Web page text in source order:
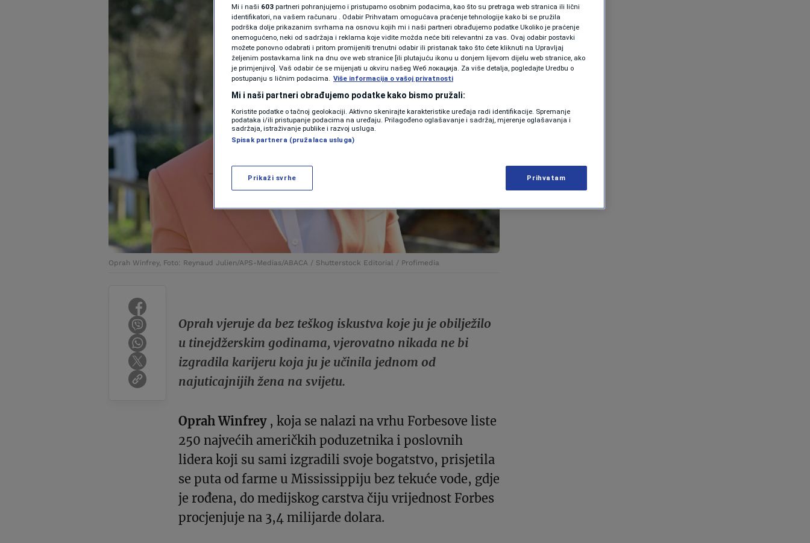
Oprah Winfrey, Foto: Reynaud Julien/APS-Medias/ABACA / Shutterstock Editorial / Profimedia
Oprah vjeruje da bez teškog iskustva koje ju je obilježilo
u tinejdžerskim godinama, vjerovatno nikada ne bi
izgradila karijeru koja ju je učinila jednom od
najuticajnijih žena na svijetu.
Oprah Winfrey, koja se nalazi na vrhu Forbesove liste
250 najvećih američkih poduzetnika i poslovnih
lidera koji su sami izgradili svoje bogatstvo, prisjetila
se puta od farme u Mississippiju bez tekuće vode, gdje
je rođena, do medijskog carstva čiju vrijednost Forbes
procjenjuje na 3,4 milijarde dolara.
Mi i naši 603 partneri pohranjujemo i pristupamo osobnim podacima, kao što su pretraga web stranica ili lični
identifikatori, na vašem računaru . Odabir Prihvatam omogućava praćenje tehnologije kako bi se pružila
podrška dolje prikazanim svrhama na osnovu kojih mi i naši partneri obrađujemo podatke Ukoliko je praćenje
onemogućeno, neki od sadržaja i reklama koje vidite možda neće biti relevantni za vas. Ovaj odabir postavki
možete ponovno odabrati i pritom promijeniti trenutni odabir ili pristanak tako što ćete kliknuti na Upravljaj
željenim postavkama link na dnu ove web stranice [ili plutajuću ikonu u donjem lijevom dijelu web stranice, ako
je primjenjivo]. Vaš odabir će se mijenjati u okviru našeg Wеб локација. Za više detalja, pogledajte Uredbu o
postupanju s ličnim podacima. Više informacija o vašoj privatnosti
Mi i naši partneri obrađujemo podatke kako bismo pružali:
Koristite podatke o tačnoj geolokaciji. Aktivno skenirajte karakteristike uređaja radi identifikacije. Spremanje
podataka i/ili pristupanje podacima na uređaju. Prilagođeno oglašavanje i sadržaj, mjerenje oglašavanja i
sadržaja, istraživanje publike i razvoj usluga.
Spisak partnera (pružalaca usluga)
Prikaži svrhe Prihvatam